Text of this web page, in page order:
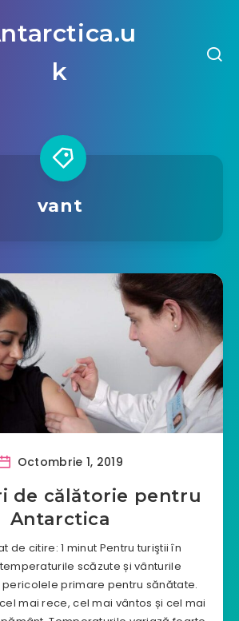
k
vant
Octombrie 1, 2019
de călătorie pentru
Antarctica
de citire: 1 minut Pentru turiştii în
scăzute și vânturile
primare pentru sănătate.
mai rece, cel mai vântos și cel mai